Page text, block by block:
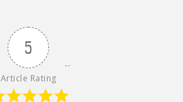
5
Article Rating